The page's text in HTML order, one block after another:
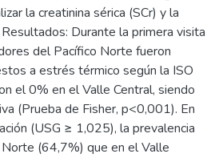
la creatinina sérica (SCr) y la
Durante la primera visita
del Pacífico Norte fueron
a estrés térmico según la ISO
el 0% en el Valle Central, siendo
(Prueba de Fisher, p<0,001). En
(USG ≥ 1,025), la prevalencia
(64,7%) que en el Valle